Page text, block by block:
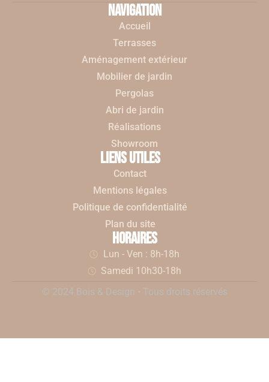
Navigation
Accueil
Terrasses
Aménagement extérieur
Mobilier de jardin
Pergolas
Abri de jardin
Réalisations
Showroom
liens utiles
Contact
Mentions légales
Politique de confidentialité
Plan du site
horaires
Lun - Ven : 8h-18h
Samedi 10h30-18h
© 2024 Bois & Design • Tous droits réservés